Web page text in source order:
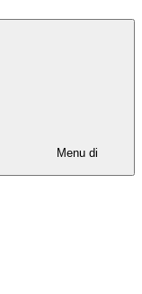
Menu di